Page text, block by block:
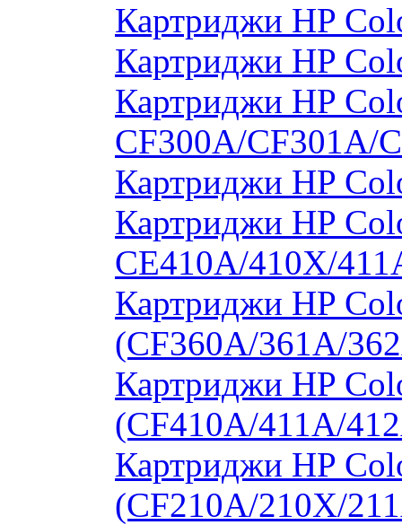
Картриджи HP
Картриджи HP
Картриджи HP
CF300A/CF301A/
Картриджи HP
Картриджи HP
CE410A/410X/
Картриджи HP
(CF360A/361A/
Картриджи HP
(CF410A/411A/
Картриджи HP
(CF210A/210X/